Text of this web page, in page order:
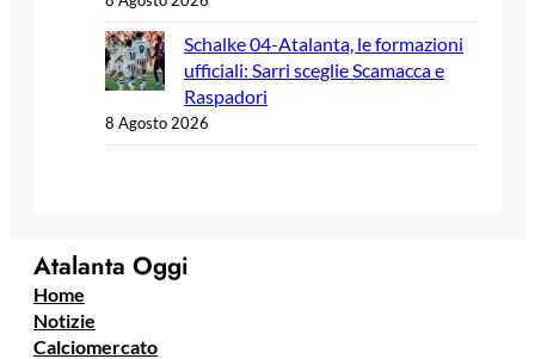
Schalke 04-Atalanta, le formazioni
ufficiali: Sarri sceglie Scamacca e
Raspadori
8 Agosto 2026
Atalanta Oggi
Home
Notizie
Calciomercato